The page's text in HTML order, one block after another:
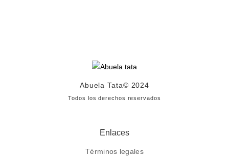
Abuela Tata© 2024
Todos los derechos reservados
Enlaces
Términos legales